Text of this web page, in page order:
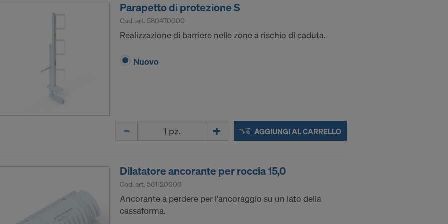
Parapetto di protezione S
Cod. art. 580470000
Realizzazione di barriere nelle zone a rischio di caduta.
Nuovo
AGGIUNGI AL CARRELLO
Dilatatore ancorante per roccia 15,0
Cod. art. 581120000
Ancorante a perdere per l'ancoraggio su un lato della
cassaforma.
LLC
del consenso esplicito dell’utente per potere continuare a trasmettere
revocare in qualsiasi momento il proprio consenso, con effetto futuro,
impostazioni dei cookie sul sito.
FORNIRE IL CONSENSO ALL’USO DEI COOKIE E
DEI PROPRI DATI PERSONALI NEGLI